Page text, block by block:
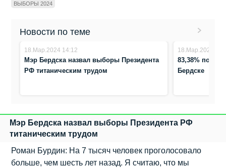
ВЫБОРЫ 2024
Новости по теме
18.Мар.2024 14:12
Мэр Бердска назвал выборы Президента
РФ титаническим трудом
18.Мар.2024
83,38%
Бердске
Мэр Бердска назвал выборы Президента РФ
титаническим трудом
Роман Бурдин: На 7 тысяч человек проголосовало
больше, чем шесть лет назад. Я считаю, что мы